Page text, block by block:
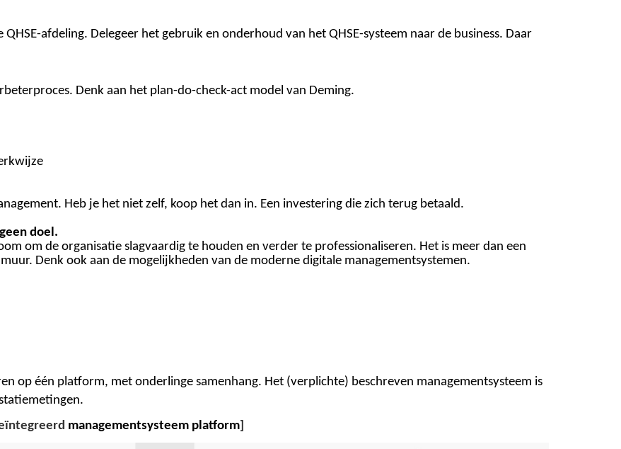
QHSE-afdeling. Delegeer het gebruik en onderhoud van het QHSE-systeem naar de business. Daar
Denk aan het plan-do-check-act model van Deming.
Heb je het niet zelf, koop het dan in. Een investering die zich terug betaald.
doel.
om de organisatie slagvaardig te houden en verder te professionaliseren. Het is meer dan een
Denk ook aan de mogelijkheden van de moderne digitale managementsystemen.
op één platform, met onderlinge samenhang. Het (verplichte) beschreven managementsysteem is
managementsysteem platform